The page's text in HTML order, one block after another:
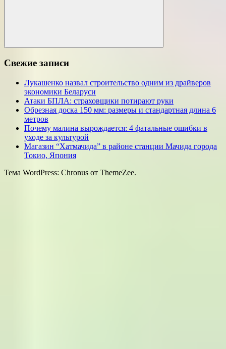
Поиск
Свежие записи
Лукашенко назвал строительство одним из драйверов
экономики Беларуси
Атаки БПЛА: страховщики потирают руки
Обрезная доска 150 мм: размеры и стандартная длина 6
метров
Почему малина вырождается: 4 фатальные ошибки в
уходе за культурой
Магазин “Хатмачида” в районе станции Мачида города
Токио, Япония
Тема WordPress: Chronus от ThemeZee.